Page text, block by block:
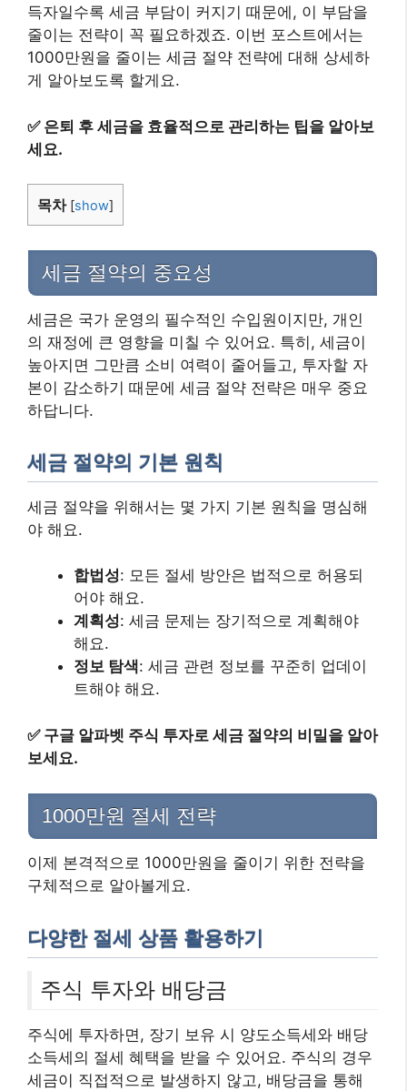
득자일수록 세금 부담이 커지기 때문에, 이 부담을
줄이는 전략이 꼭 필요하겠죠. 이번 포스트에서는
1000만원을 줄이는 세금 절약 전략에 대해 상세하
게 알아보도록 할게요.
✅ 은퇴 후 세금을 효율적으로 관리하는 팁을 알아보
세요.
목차 [show]
세금 절약의 중요성
세금은 국가 운영의 필수적인 수입원이지만, 개인
의 재정에 큰 영향을 미칠 수 있어요. 특히, 세금이
높아지면 그만큼 소비 여력이 줄어들고, 투자할 자
본이 감소하기 때문에 세금 절약 전략은 매우 중요
하답니다.
세금 절약의 기본 원칙
세금 절약을 위해서는 몇 가지 기본 원칙을 명심해
야 해요.
합법성: 모든 절세 방안은 법적으로 허용되
어야 해요.
계획성: 세금 문제는 장기적으로 계획해야
해요.
정보 탐색: 세금 관련 정보를 꾸준히 업데이
트해야 해요.
✅ 구글 알파벳 주식 투자로 세금 절약의 비밀을 알아
보세요.
1000만원 절세 전략
이제 본격적으로 1000만원을 줄이기 위한 전략을
구체적으로 알아볼게요.
다양한 절세 상품 활용하기
주식 투자와 배당금
주식에 투자하면, 장기 보유 시 양도소득세와 배당
소득세의 절세 혜택을 받을 수 있어요. 주식의 경우
세금이 직접적으로 발생하지 않고, 배당금을 통해